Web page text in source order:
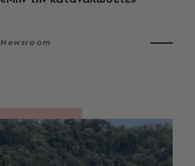
Newsroom